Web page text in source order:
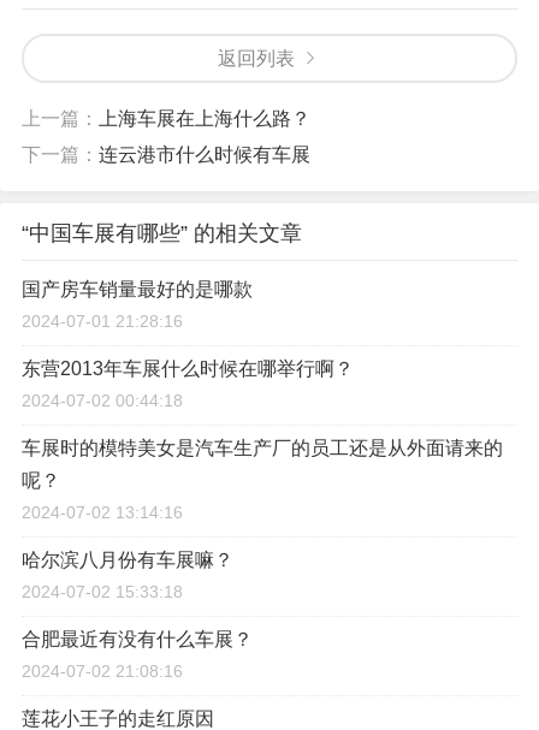
返回列表
上一篇：
上海车展在上海什么路？
下一篇： 连云港市什么时候有车展
“中国车展有哪些” 的相关文章
国产房车销量最好的是哪款
2024-07-01 21:28:16
东营2013年车展什么时候在哪举行啊？
2024-07-02 00:44:18
车展时的模特美女是汽车生产厂的员工还是从外面请来的
呢？
2024-07-02 13:14:16
哈尔滨八月份有车展嘛？
2024-07-02 15:33:18
合肥最近有没有什么车展？
2024-07-02 21:08:16
莲花小王子的走红原因